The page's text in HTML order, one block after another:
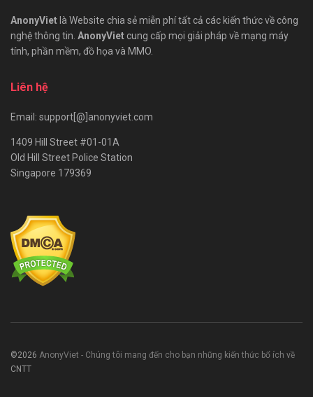
AnonyViet là Website chia sẻ miễn phí tất cả các kiến thức về công
nghệ thông tin. AnonyViet cung cấp mọi giải pháp về mạng máy
tính, phần mềm, đồ họa và MMO.
Liên hệ
Email: support[@]anonyviet.com
1409 Hill Street #01-01A
Old Hill Street Police Station
Singapore 179369
©2026 AnonyViet - Chúng tôi mang đến cho bạn những kiến thức bổ ích về
CNTT